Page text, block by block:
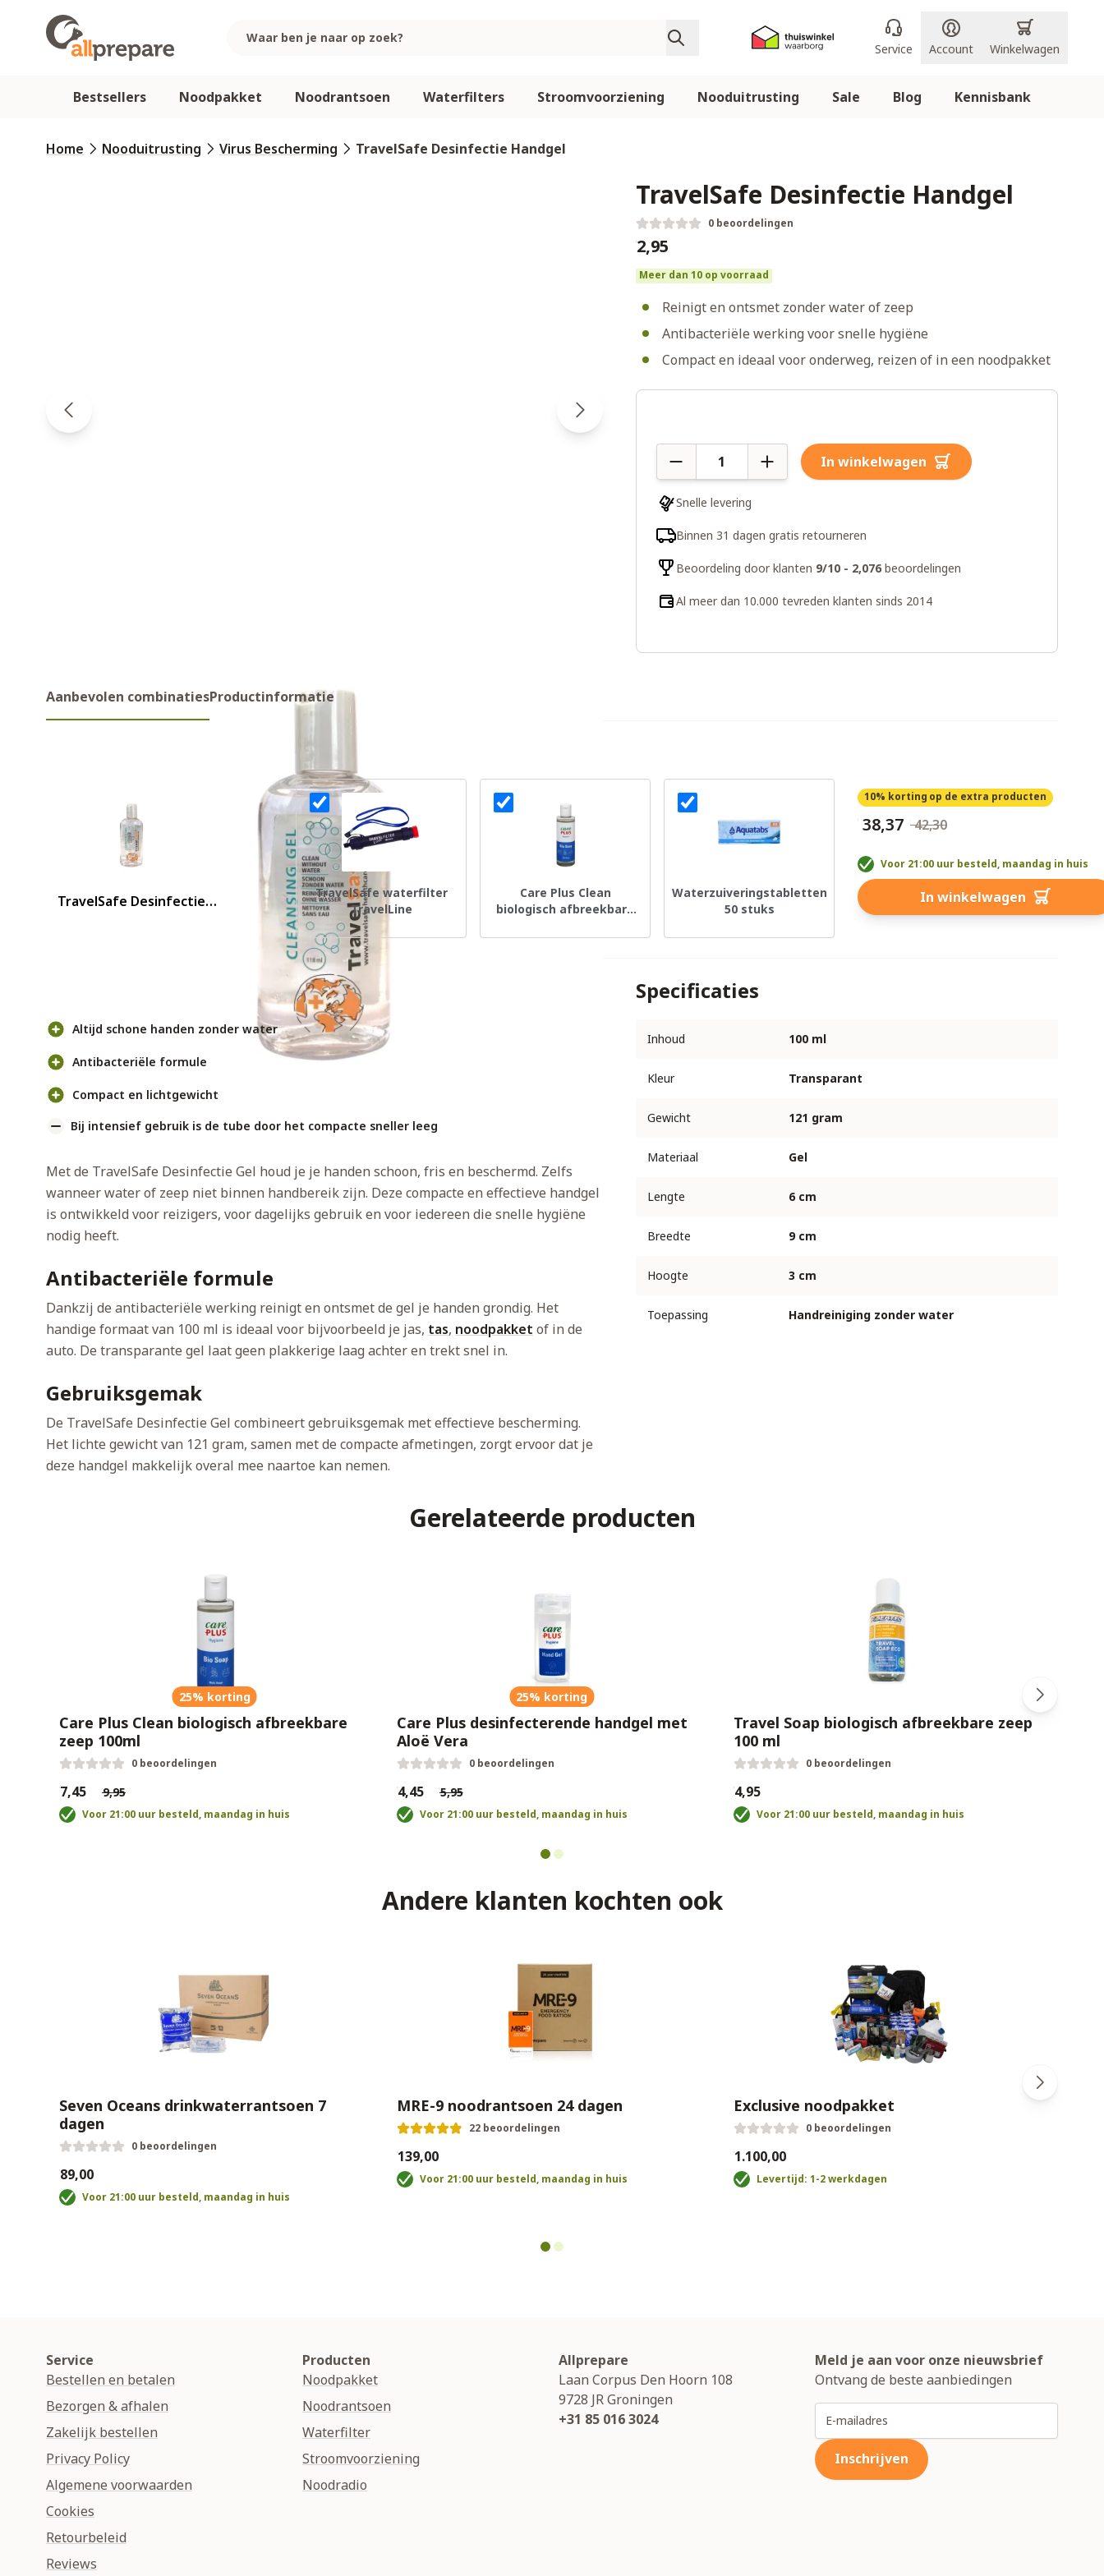
Bestsellers Noodpakket Noodrantsoen Waterfilters Stroomvoorziening Nooduitrusting Sale Blog Kennisbank
Service Account Winkelwagen
Home Nooduitrusting Virus Bescherming TravelSafe Desinfectie Handgel
TravelSafe Desinfectie Handgel
0 beoordelingen
€2,95
Meer dan 10 op voorraad
Reinigt en ontsmet zonder water of zeep
Antibacteriële werking voor snelle hygiëne
Compact en ideaal voor onderweg, reizen of in een noodpakket
In winkelwagen
Snelle levering
Binnen 31 dagen gratis retourneren
Beoordeling door klanten 9/10 - 2,076beoordelingen
Al meer dan 10.000 tevreden klanten sinds 2014
Aanbevolen combinatiesProductinformatie
TravelSafe Desinfectie
TravelSafe waterfilter
TravelLine
Care Plus Clean
biologisch afbreekbare
Waterzuiveringstabletten
50 stuks
10% korting op de extra producten
€ 38,37€ 42,30
Voor 21:00 uur besteld, maandag in huis
In winkelwagen
Altijd schone handen zonder water
Antibacteriële formule
Compact en lichtgewicht
Bij intensief gebruik is de tube door het compacte sneller leeg
Met de TravelSafe Desinfectie Gel houd je je handen schoon, fris en beschermd. Zelfs
wanneer water of zeep niet binnen handbereik zijn. Deze compacte en effectieve handgel
is ontwikkeld voor reizigers, voor dagelijks gebruik en voor iedereen die snelle hygiëne
nodig heeft.
Antibacteriële formule
Dankzij de antibacteriële werking reinigt en ontsmet de gel je handen grondig. Het
handige formaat van 100 ml is ideaal voor bijvoorbeeld je jas, tas, noodpakket of in de
auto. De transparante gel laat geen plakkerige laag achter en trekt snel in.
Gebruiksgemak
De TravelSafe Desinfectie Gel combineert gebruiksgemak met effectieve bescherming.
Het lichte gewicht van 121 gram, samen met de compacte afmetingen, zorgt ervoor dat je
deze handgel makkelijk overal mee naartoe kan nemen.
Specificaties
Inhoud 100 ml
Kleur Transparant
Gewicht 121 gram
Materiaal Gel
Lengte 6 cm
Breedte 9 cm
Hoogte 3 cm
Toepassing Handreiniging zonder water
Gerelateerde producten
25% korting
Care Plus Clean biologisch afbreekbare
zeep 100ml
0 beoordelingen
€7,45 €9,95
Voor 21:00 uur besteld, maandag in huis
25% korting
Care Plus desinfecterende handgel met
Aloë Vera
0 beoordelingen
€4,45 €5,95
Voor 21:00 uur besteld, maandag in huis
Travel Soap biologisch afbreekbare zeep
100 ml
0 beoordelingen
€4,95
Voor 21:00 uur besteld, maandag in huis
Andere klanten kochten ook
Seven Oceans drinkwaterrantsoen 7
dagen
0 beoordelingen
€89,00
Voor 21:00 uur besteld, maandag in huis
MRE-9 noodrantsoen 24 dagen
22 beoordelingen
€139,00
Voor 21:00 uur besteld, maandag in huis
Exclusive noodpakket
0 beoordelingen
€1.100,00
Levertijd: 1-2 werkdagen
Service
Bestellen en betalen
Bezorgen & afhalen
Zakelijk bestellen
Privacy Policy
Algemene voorwaarden
Cookies
Retourbeleid
Reviews
Producten
Noodpakket
Noodrantsoen
Waterfilter
Stroomvoorziening
Noodradio
Allprepare
Laan Corpus Den Hoorn 108
9728 JRGroningen
+31 85 016 3024
Meld je aan voor onze nieuwsbrief
Ontvang de beste aanbiedingen
E-mailadres
Inschrijven